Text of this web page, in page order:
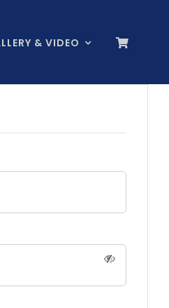
& VIDEO